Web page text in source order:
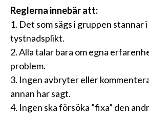
Reglerna innebär att:
1. Det som sägs i gruppen stannar
tystnadsplikt.
2. Alla talar bara om egna
problem.
3. Ingen avbryter eller
annan har sagt.
4. Ingen ska försöka ”fixa” den